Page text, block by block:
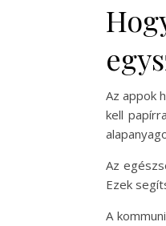
Az appok
kell
Az
Ezek
A